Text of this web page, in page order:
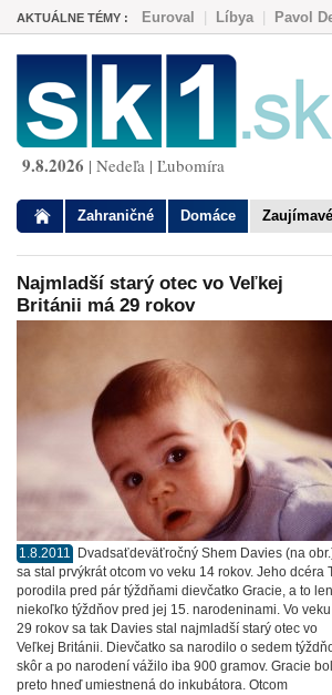
AKTUÁLNE TÉMY : Euroval Líbya| Pavol
9.8.2026 | Nedeľa | Ľubomíra
Zahraničné Domáce Zaujímavé
Najmladší starý otec vo Veľkej
Británii má 29 rokov
1.8.2011
Dvadsaťdeväťročný Shem Davies (na
sa stal prvýkrát otcom vo veku 14 rokov. Jeho dcéra
porodila pred pár týždňami dievčatko Gracie, a to len
niekoľko týždňov pred jej 15. narodeninami. Vo veku
29 rokov sa tak Davies stal najmladší starý otec vo
Veľkej Británii. Dievčatko sa narodilo o sedem
skôr a po narodení vážilo iba 900 gramov. Gracie
preto hneď umiestnená do inkubátora. Otcom